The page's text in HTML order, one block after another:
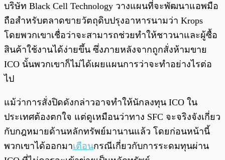
บริษัท Black Cell Technology วางแผนที่จะพัฒนาแอพมือ
ถือสำหรับตลาดขายวัตถุดิบปรุงอาหารนามว่า Krops
โดยพวกเขาเชื่อว่าจะสามารถช่วยทำให้ชาวนาและผู้ซื้อ
สินค้าใช้งานได้ง่ายขึ้น ซึ่งภายหลังจากถูกสั่งห้ามขาย
ICO นั้นพวกเขาก็ไม่ได้เผยแผนการว่าจะทำอย่างไรต่อ
ไป
แม้ว่าการสั่งปิดดังกล่าวอาจทำให้นักลงทุน ICO ใน
ประเทศต้องตกใจ แต่ดูเหมือนว่าทาง SFC จะจริงจังเกี่ยว
กับกฎหมายด้านหลักทรัพย์มานานแล้ว โดยก่อนหน้านี้
พวกเขาได้ออกมาเตือนกรณีเกี่ยวกับการระดมทุนผ่าน